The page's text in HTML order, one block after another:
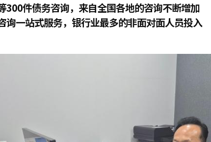
300件债务咨询，来自全国各地的咨询不断增加
询一站式服务，银行业最多的非面对面人员投入